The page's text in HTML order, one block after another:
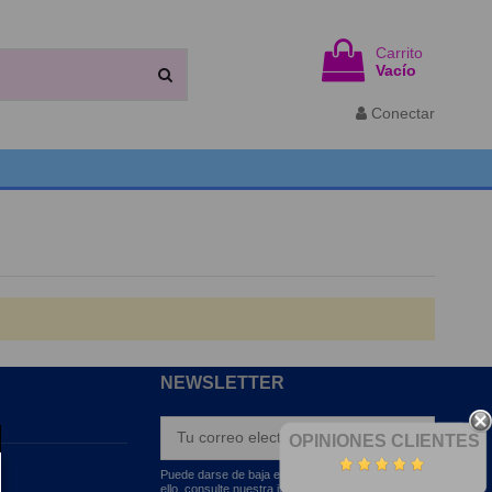
Carrito
Vacío
Conectar
OPINIONES CLIENTES
NEWSLETTER
Puede darse de baja en cualquier momento. Para
ello, consulte nuestra información de contacto en